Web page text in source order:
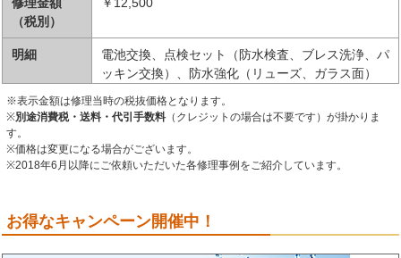
（税別）
明細
電池交換、点検セット（防水検査、ブレス洗浄、パ
ッキン交換）、防水強化（リューズ、ガラス面）
※表示金額は修理当時の税抜価格となります。
※別途消費税・送料・代引手数料 （クレジットの場合は不要です）が掛かりま
す。
※価格は変更になる場合がございます。
※2018年6月以降にご依頼いただいた各修理事例をご紹介しています。
お得なキャンペーン開催中！